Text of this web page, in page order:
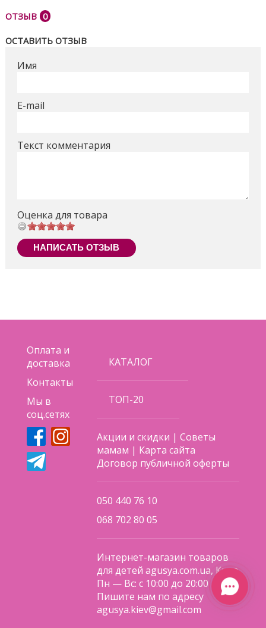
ОТЗЫВ 0
ОСТАВИТЬ ОТЗЫВ
Имя
E-mail
Текст комментария
Оценка для товара
НАПИСАТЬ ОТЗЫВ
Оплата и
доставка
Контакты
Мы в
соц.сетях
КАТАЛОГ
ТОП-20
Акции и скидки |Советы
мамам | Карта сайта
Договор публичной оферты
050 440 76 10
068 702 80 05
Интернет-магазин товаров
для детей agusya.com.ua, Киев
Пн — Вс: с 10:00 до 20:00
Пишите нам по адресу
agusya.kiev@gmail.com